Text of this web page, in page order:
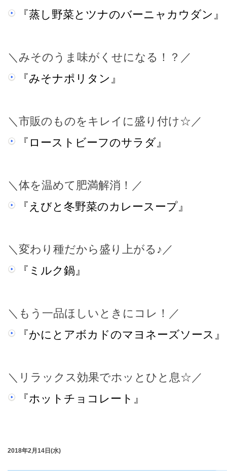
『蒸し野菜とツナのバーニャカウダン』
＼みそのうま味がくせになる！？／
『みそナポリタン』
＼市販のものをキレイに盛り付け☆／
『ローストビーフのサラダ』
＼体を温めて肥満解消！／
『えびと冬野菜のカレースープ』
＼変わり種だから盛り上がる♪／
『ミルク鍋』
＼もう一品ほしいときにコレ！／
『かにとアボカドのマヨネーズソース』
＼リラックス効果でホッとひと息☆／
『ホットチョコレート』
2018年2月14日(水)